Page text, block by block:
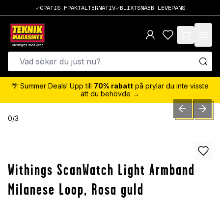
GRATIS FRAKTALTERNATIV BLIXTSNABB LEVERANS
items in cart,
🌴 Summer Deals! Upp till 70% rabatt på prylar du inte visste
att du behövde →
0/3 PREVIOUSNEXT
Withings ScanWatch Light Armband
Milanese Loop, Rosa guld